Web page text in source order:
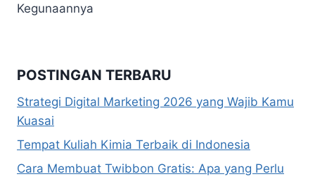
Kegunaannya
POSTINGAN TERBARU
Strategi Digital Marketing 2026 yang Wajib Kamu
Kuasai
Tempat Kuliah Kimia Terbaik di Indonesia
Cara Membuat Twibbon Gratis: Apa yang Perlu